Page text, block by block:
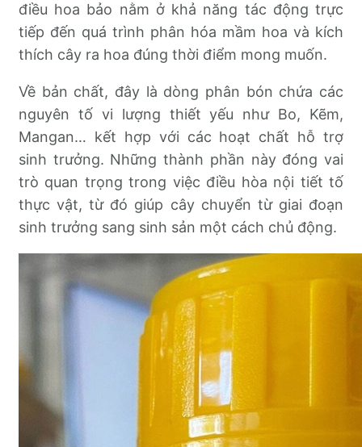
điều hoa bảo nằm ở khả năng tác động trực
tiếp đến quá trình phân hóa mầm hoa và kích
thích cây ra hoa đúng thời điểm mong muốn.
Về bản chất, đây là dòng phân bón chứa các
nguyên tố vi lượng thiết yếu như Bo, Kẽm,
Mangan… kết hợp với các hoạt chất hỗ trợ
sinh trưởng. Những thành phần này đóng vai
trò quan trọng trong việc điều hòa nội tiết tố
thực vật, từ đó giúp cây chuyển từ giai đoạn
sinh trưởng sang sinh sản một cách chủ động.